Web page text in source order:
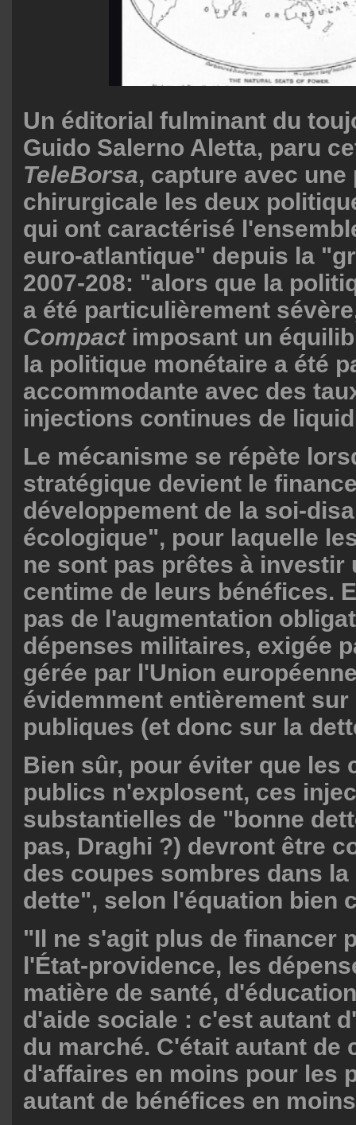
Un éditorial fulminant du
Guido Salerno Aletta, paru
TeleBorsa, capture avec
chirurgicale les deux
qui ont caractérisé
euro-atlantique" depuis la
2007-208: "alors que la
a été particulièrement
Compact imposant un
la politique monétaire a été
accommodante avec des
injections continues de
Le mécanisme se répète
stratégique devient le
développement de la soi-
écologique", pour laquelle
ne sont pas prêtes à investir
centime de leurs bénéfices.
pas de l'augmentation
dépenses militaires, exigée
gérée par l'Union
évidemment entièrement
publiques (et donc sur la
Bien sûr, pour éviter que les
publics n'explosent, ces
substantielles de "bonne
pas, Draghi ?) devront être
des coupes sombres dans
dette", selon l'équation bien
"Il ne s'agit plus de financer
l'État-providence, les
matière de santé,
d'aide sociale : c'est autant
du marché. C'était autant de
d'affaires en moins pour les
autant de bénéfices en